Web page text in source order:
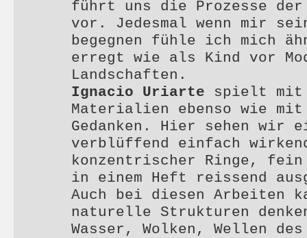
führt uns die Prozesse der
vor. Jedesmal wenn mir
begegnen fühle ich mich
erregt wie als Kind vor
Landschaften.
Ignacio Uriarte spielt mit
Materialien ebenso wie mit
Gedanken. Hier sehen wir
verblüffend einfach
konzentrischer Ringe,
in einem Heft reissend
Auch bei diesen Arbeiten
naturelle Strukturen
Wasser, Wolken, Wellen